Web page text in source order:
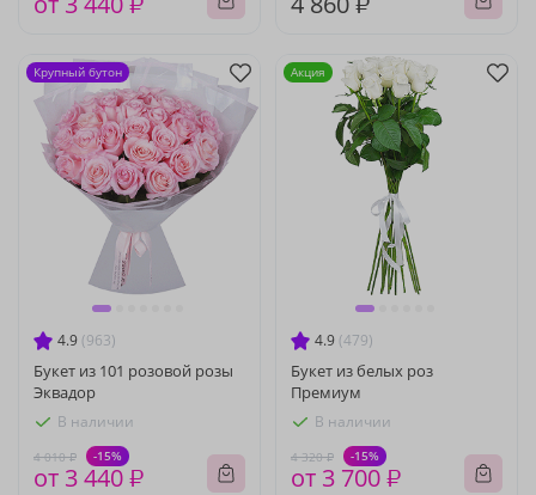
4.9 (963)
Букет из 101 розовой розы
Эквадор
В наличии
4 010 ₽ -15%
от 3 440 ₽
Крупный бутон
4.9 (479)
Букет из белых роз
Премиум
В наличии
4 320 ₽ -15%
от 3 700 ₽
Акция